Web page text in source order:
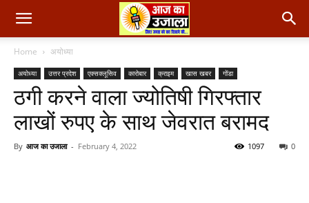
Home अयोध्या
अयोध्या उत्तर प्रदेश एक्सक्लूसिव कारोबार क्राइम खास खबर गोंडा
ठगी करने वाला ज्योतिषी गिरफ्तार
लाखों रुपए के साथ जेवरात बरामद
By आज का उजाला - February 4, 2022 0
1097